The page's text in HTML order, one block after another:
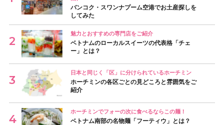
バンコク・スワンナプーム空港でお土産探しを
してみた
魅力とおすすめの専門店をご紹介
ベトナムのローカルスイーツの代表格「チェ
ー」とは？
日本と同じく「区」に分けられているホーチミン
ホーチミンの各区ごとの見どころと雰囲気をご
紹介
ホーチミンでフォーの次に食べるならこの麺！
ベトナム南部の名物麺「フーティウ」とは？